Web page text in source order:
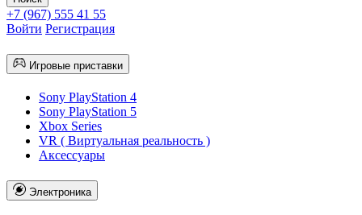
+7 (967) 555 41 55
Войти Регистрация
Игровые приставки
Sony PlayStation 4
Sony PlayStation 5
Xbox Series
VR ( Виртуальная реальность )
Аксессуары
Электроника